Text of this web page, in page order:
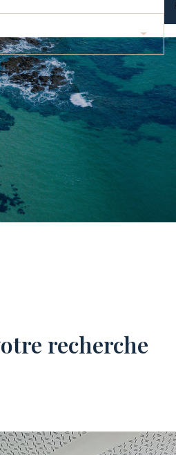
recherche